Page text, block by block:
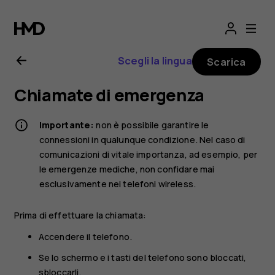
Manuale
d'uso
del
Nokia
130
2017
Scegli la lingua Scarica
Chiamate di emergenza
Importante: non è possibile garantire le
connessioni in qualunque condizione. Nel caso di
comunicazioni di vitale importanza, ad esempio, per
le emergenze mediche, non confidare mai
esclusivamente nei telefoni wireless.
Prima di effettuare la chiamata:
Accendere il telefono.
Se lo schermo e i tasti del telefono sono bloccati,
sbloccarli.